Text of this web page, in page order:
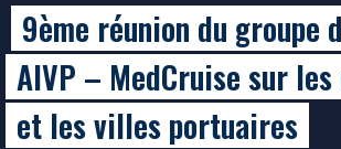
9ème réunion du groupe
AIVP – MedCruise sur
et les villes portuaires